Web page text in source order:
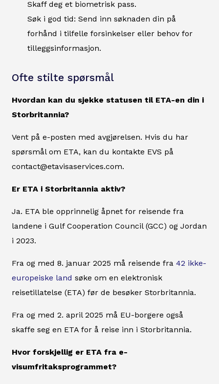
Skaff deg et biometrisk pass.
Søk i god tid: Send inn søknaden din på
forhånd i tilfelle forsinkelser eller behov for
tilleggsinformasjon.
Ofte stilte spørsmål
Hvordan kan du sjekke statusen til ETA-en din i
Storbritannia?
Vent på e-posten med avgjørelsen. Hvis du har
spørsmål om ETA, kan du kontakte EVS på
contact@etavisaservices.com.
Er ETA i Storbritannia aktiv?
Ja. ETA ble opprinnelig åpnet for reisende fra
landene i Gulf Cooperation Council (GCC) og Jordan
i 2023.
Fra og med 8. januar 2025 må reisende fra 42 ikke-
europeiske land søke om en elektronisk
reisetillatelse (ETA) før de besøker Storbritannia.
Fra og med 2. april 2025 må EU-borgere også
skaffe seg en ETA for å reise inn i Storbritannia.
Hvor forskjellig er ETA fra e-
visumfritaksprogrammet?